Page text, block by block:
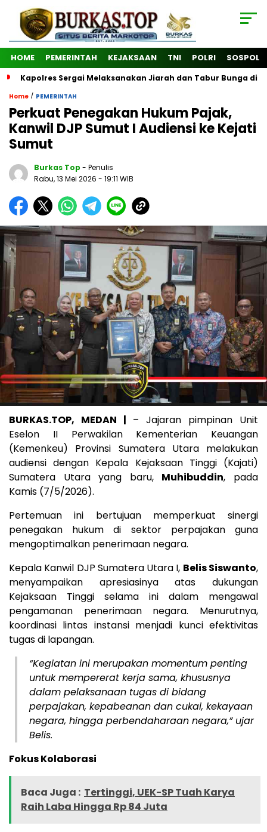
HOME PEMERINTAH KEJAKSAAN TNI POLRI SOSPOL
Kapolres Sergai Melaksanakan Jiarah dan Tabur Bunga di
Home / PEMERINTAH
Perkuat Penegakan Hukum Pajak,
Kanwil DJP Sumut I Audiensi ke Kejati
Sumut
Burkas Top - Penulis
Rabu, 13 Mei 2026 - 19:11 WIB
BURKAS.TOP, MEDAN | – Jajaran pimpinan Unit
Eselon II Perwakilan Kementerian Keuangan
(Kemenkeu) Provinsi Sumatera Utara melakukan
audiensi dengan Kepala Kejaksaan Tinggi (Kajati)
Sumatera Utara yang baru, Muhibuddin, pada
Kamis (7/5/2026).
Pertemuan ini bertujuan memperkuat sinergi
penegakan hukum di sektor perpajakan guna
mengoptimalkan penerimaan negara.
Kepala Kanwil DJP Sumatera Utara I, Belis Siswanto,
menyampaikan apresiasinya atas dukungan
Kejaksaan Tinggi selama ini dalam mengawal
pengamanan penerimaan negara. Menurutnya,
koordinasi lintas instansi menjadi kunci efektivitas
tugas di lapangan.
“Kegiatan ini merupakan momentum penting
untuk mempererat kerja sama, khususnya
dalam pelaksanaan tugas di bidang
perpajakan, kepabeanan dan cukai, kekayaan
negara, hingga perbendaharaan negara,” ujar
Belis.
Fokus Kolaborasi
Baca Juga : Tertinggi, UEK-SP Tuah Karya
Raih Laba Hingga Rp 84 Juta